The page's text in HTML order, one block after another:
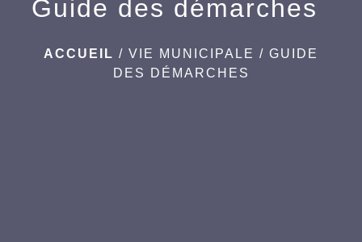
Guide des démarches
ACCUEIL / VIE MUNICIPALE / GUIDE
DES DÉMARCHES